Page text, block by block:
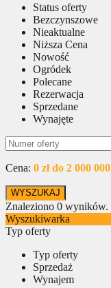
Status oferty
Bezczynszowe
Nieaktualne
Niższa Cena
Nowość
Ogródek
Polecane
Rezerwacja
Sprzedane
Wynajęte
Cena: 0 zł do 2 000 000
Znaleziono 0 wyników.
Wyszukiwarka
Typ oferty
Typ oferty
Sprzedaż
Wynajem